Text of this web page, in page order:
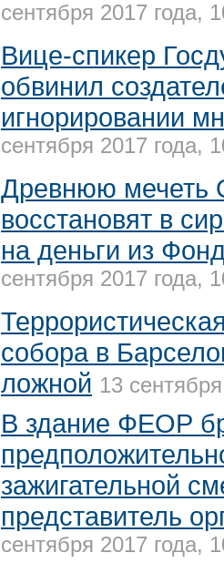
сентября 2017 года,
Вице-спикер
обвинил
игнорировании
сентября 2017 года,
Древнюю мечеть
восстановят в
на деньги из
сентября 2017 года,
собора в
ложной 13
В здание ФЕОР
зажигательной
представитель
сентября 2017 года,